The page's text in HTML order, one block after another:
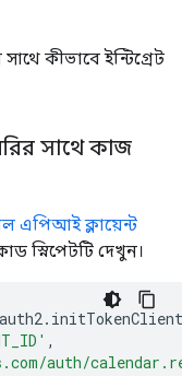
কীভাবে ইন্টিগ্রেট
সাথে কাজ
এপিআই ক্লায়েন্ট
স্নিপেটটি দেখুন।
. initTokenClient
,
auth/